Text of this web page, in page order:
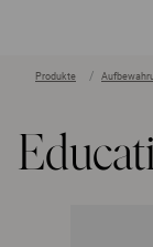
Produkte